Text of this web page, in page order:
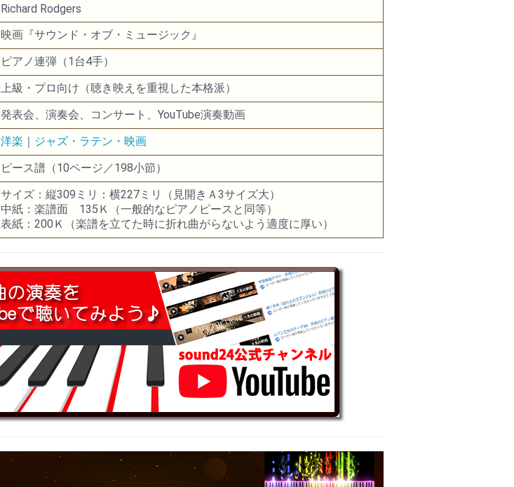
Richard Rodgers
映画『サウンド・オブ・ミュージック』
ピアノ連弾（1台4手）
上級・プロ向け（聴き映えを重視した本格派）
発表会、演奏会、コンサート、YouTube演奏動画
洋楽 ｜ ジャズ・ラテン・映画
ピース譜（10ページ／198小節）
サイズ：縦309ミリ：横227ミリ（見開きＡ3サイズ大）
中紙：楽譜面 135Ｋ（一般的なピアノピースと同等）
表紙：200Ｋ（楽譜を立てた時に折れ曲がらないよう適度に厚い）